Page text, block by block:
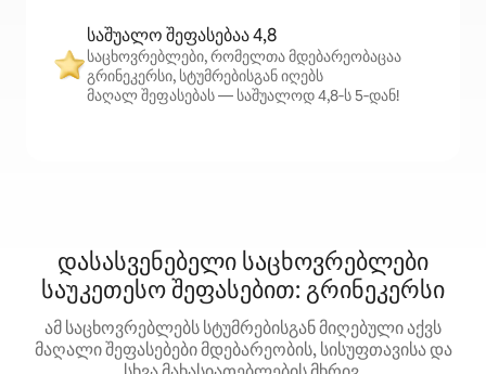
საშუალო შეფასებაა 4,8
საცხოვრებლები, რომელთა მდებარეობაცაა
გრინეკერსი, სტუმრებისგან იღებს
მაღალ შეფასებას — საშუალოდ 4,8‑ს 5‑დან!
დასასვენებელი საცხოვრებლები
საუკეთესო შეფასებით: გრინეკერსი
ამ საცხოვრებლებს სტუმრებისგან მიღებული აქვს
მაღალი შეფასებები მდებარეობის, სისუფთავისა და